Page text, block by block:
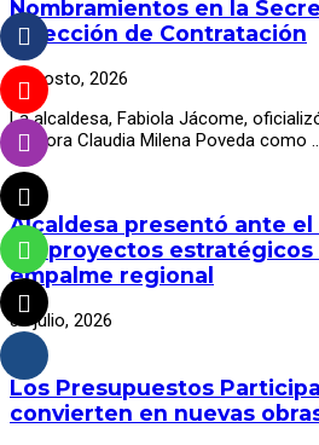
Nombramientos en la
Dirección de Contratación
5 agosto, 2026
La alcaldesa, Fabiola Jácome,
doctora Claudia Milena Poveda como
Alcaldesa presentó ante el
los proyectos
empalme regional
30 julio, 2026
Los Presupuestos
convierten en nuevas